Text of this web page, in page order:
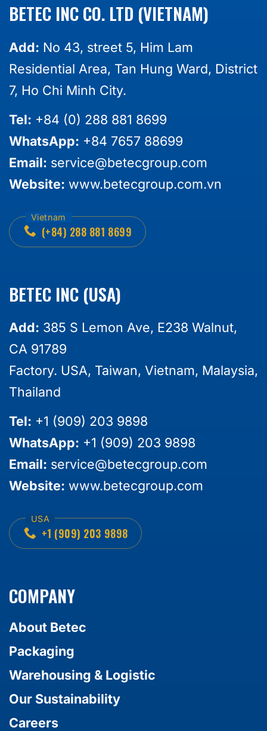
BETEC INC CO. LTD (VIETNAM)
Add: No 43, street 5, Him Lam
Residential Area, Tan Hung Ward, District
7, Ho Chi Minh City.
Tel: +84 (0) 288 881 8699
WhatsApp: +84 7657 88699
Email: service@betecgroup.com
Website: www.betecgroup.com.vn
(+84) 288 881 8699
BETEC INC (USA)
Add: 385 S Lemon Ave, E238 Walnut,
CA 91789
Factory. USA, Taiwan, Vietnam, Malaysia,
Thailand
Tel: +1 (909) 203 9898
WhatsApp: +1 (909) 203 9898
Email: service@betecgroup.com
Website: www.betecgroup.com
+1 (909) 203 9898
COMPANY
About Betec
Packaging
Warehousing & Logistic
Our Sustainability
Careers